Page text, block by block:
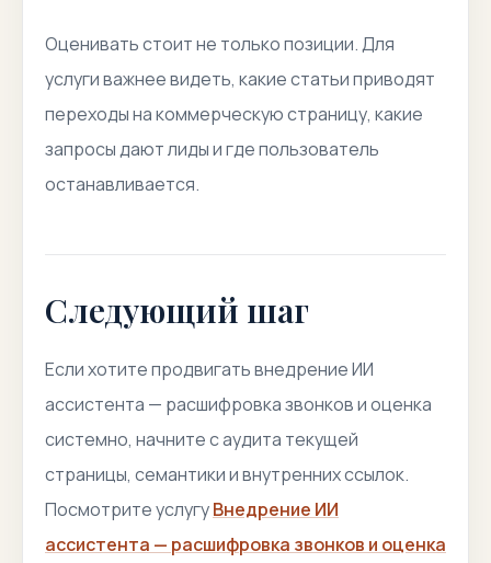
Оценивать стоит не только позиции. Для
услуги важнее видеть, какие статьи приводят
переходы на коммерческую страницу, какие
запросы дают лиды и где пользователь
останавливается.
Следующий шаг
Если хотите продвигать внедрение ИИ
ассистента — расшифровка звонков и оценка
системно, начните с аудита текущей
страницы, семантики и внутренних ссылок.
Посмотрите услугуВнедрение ИИ
ассистента — расшифровка звонков и оценка